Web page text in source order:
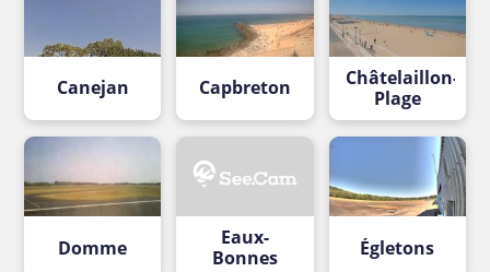
Canejan Capbreton
Châtelaillon-
Plage
Domme
Eaux-
Bonnes
Égletons